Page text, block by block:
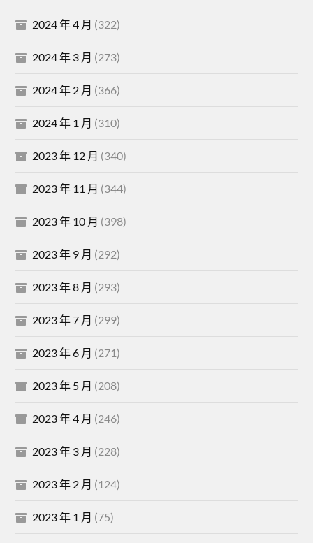
2024 年 4 月 (322)
2024 年 3 月 (273)
2024 年 2 月 (366)
2024 年 1 月 (310)
2023 年 12 月 (340)
2023 年 11 月 (344)
2023 年 10 月 (398)
2023 年 9 月 (292)
2023 年 8 月 (293)
2023 年 7 月 (299)
2023 年 6 月 (271)
2023 年 5 月 (208)
2023 年 4 月 (246)
2023 年 3 月 (228)
2023 年 2 月 (124)
2023 年 1 月 (75)